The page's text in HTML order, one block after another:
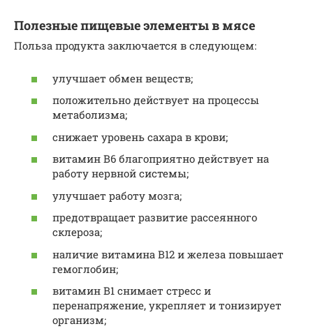
Полезные пищевые элементы в мясе
Польза продукта заключается в следующем:
улучшает обмен веществ;
положительно действует на процессы
метаболизма;
снижает уровень сахара в крови;
витамин В6 благоприятно действует на
работу нервной системы;
улучшает работу мозга;
предотвращает развитие рассеянного
склероза;
наличие витамина В12 и железа повышает
гемоглобин;
витамин В1 снимает стресс и
перенапряжение, укрепляет и тонизирует
организм;